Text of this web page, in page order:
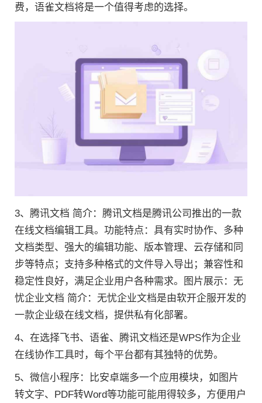
费，语雀文档将是一个值得考虑的选择。
3、腾讯文档 简介：腾讯文档是腾讯公司推出的一款
在线文档编辑工具。功能特点：具有实时协作、多种
文档类型、强大的编辑功能、版本管理、云存储和同
步等特点；支持多种格式的文件导入导出；兼容性和
稳定性良好，满足企业用户各种需求。图片展示：无
忧企业文档 简介：无忧企业文档是由软开企服开发的
一款企业级在线文档，提供私有化部署。
4、在选择飞书、语雀、腾讯文档还是WPS作为企业
在线协作工具时，每个平台都有其独特的优势。
5、微信小程序：比安卓端多一个应用模块，如图片
转文字、PDF转Word等功能可能用得较多，方便用户